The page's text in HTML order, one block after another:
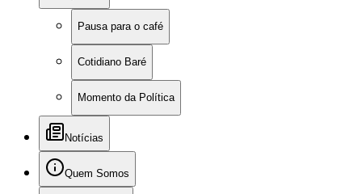
Pausa para o café
Cotidiano Baré
Momento da Política
Notícias
Quem Somos